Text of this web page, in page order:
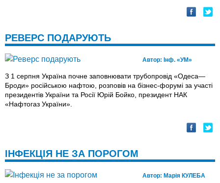
РЕВЕРС ПОДАРУЮТЬ
Автор: Інф. «УМ»
З 1 серпня Україна почне заповнювати трубопровід «Одеса—
Броди» російською нафтою, розповів на бізнес-форумі за участі
президентів України та Росії Юрій Бойко, президент НАК
«Нафтогаз України».
ІНФЕКЦІЯ НЕ ЗА ПОРОГОМ
Автор: Марія КУЛЕБА